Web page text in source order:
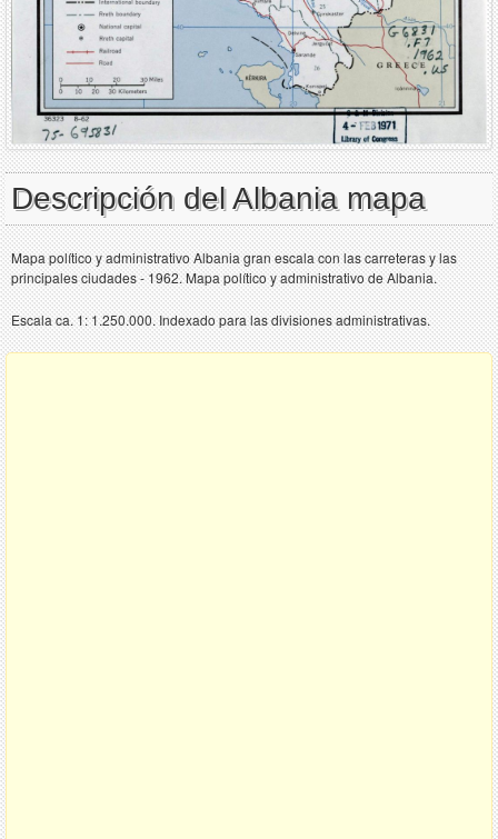
Descripción del Albania mapa
Mapa político y administrativo Albania gran escala con las carreteras y las
principales ciudades - 1962. Mapa político y administrativo de Albania.
Escala ca. 1: 1.250.000. Indexado para las divisiones administrativas.